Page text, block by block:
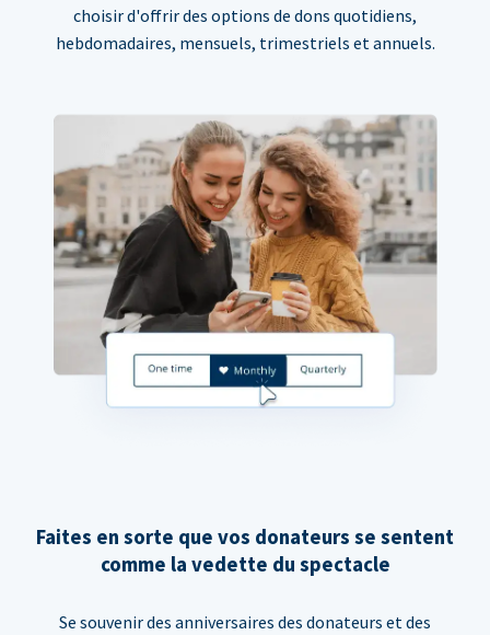
choisir d'offrir des options de dons quotidiens,
hebdomadaires, mensuels, trimestriels et annuels.
Faites en sorte que vos donateurs se sentent
comme la vedette du spectacle
Se souvenir des anniversaires des donateurs et des